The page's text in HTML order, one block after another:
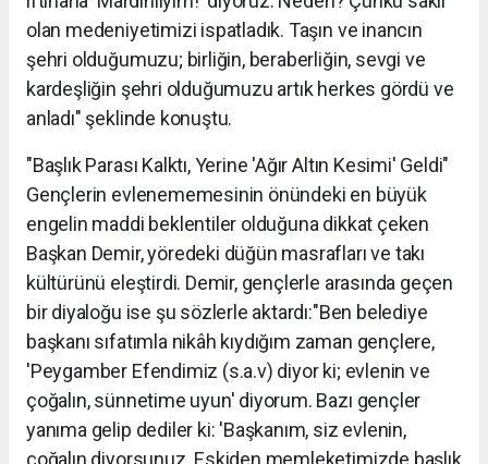
olan medeniyetimizi ispatladık. Taşın ve inancın
şehri olduğumuzu; birliğin, beraberliğin, sevgi ve
kardeşliğin şehri olduğumuzu artık herkes gördü ve
anladı" şeklinde konuştu.
"Başlık Parası Kalktı, Yerine 'Ağır Altın Kesimi' Geldi"
Gençlerin evlenememesinin önündeki en büyük
engelin maddi beklentiler olduğuna dikkat çeken
Başkan Demir, yöredeki düğün masrafları ve takı
kültürünü eleştirdi. Demir, gençlerle arasında geçen
bir diyaloğu ise şu sözlerle aktardı:"Ben belediye
başkanı sıfatımla nikâh kıydığım zaman gençlere,
'Peygamber Efendimiz (s.a.v) diyor ki; evlenin ve
çoğalın, sünnetime uyun' diyorum. Bazı gençler
yanıma gelip dediler ki: 'Başkanım, siz evlenin,